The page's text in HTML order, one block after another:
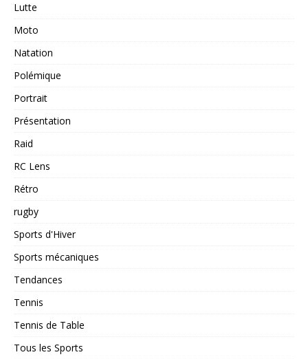
Lutte
Moto
Natation
Polémique
Portrait
Présentation
Raid
RC Lens
Rétro
rugby
Sports d'Hiver
Sports mécaniques
Tendances
Tennis
Tennis de Table
Tous les Sports